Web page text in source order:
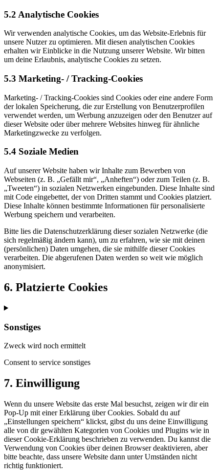
5.2 Analytische Cookies
Wir verwenden analytische Cookies, um das Website-Erlebnis für
unsere Nutzer zu optimieren. Mit diesen analytischen Cookies
erhalten wir Einblicke in die Nutzung unserer Website. Wir bitten
um deine Erlaubnis, analytische Cookies zu setzen.
5.3 Marketing- / Tracking-Cookies
Marketing- / Tracking-Cookies sind Cookies oder eine andere Form
der lokalen Speicherung, die zur Erstellung von Benutzerprofilen
verwendet werden, um Werbung anzuzeigen oder den Benutzer auf
dieser Website oder über mehrere Websites hinweg für ähnliche
Marketingzwecke zu verfolgen.
5.4 Soziale Medien
Auf unserer Website haben wir Inhalte zum Bewerben von
Webseiten (z. B. „Gefällt mir“, „Anheften“) oder zum Teilen (z. B.
„Tweeten“) in sozialen Netzwerken eingebunden. Diese Inhalte sind
mit Code eingebettet, der von Dritten stammt und Cookies platziert.
Diese Inhalte können bestimmte Informationen für personalisierte
Werbung speichern und verarbeiten.
Bitte lies die Datenschutzerklärung dieser sozialen Netzwerke (die
sich regelmäßig ändern kann), um zu erfahren, wie sie mit deinen
(persönlichen) Daten umgehen, die sie mithilfe dieser Cookies
verarbeiten. Die abgerufenen Daten werden so weit wie möglich
anonymisiert.
6. Platzierte Cookies
Sonstiges
Zweck wird noch ermittelt
Consent to service sonstiges
7. Einwilligung
Wenn du unsere Website das erste Mal besuchst, zeigen wir dir ein
Pop-Up mit einer Erklärung über Cookies. Sobald du auf
„Einstellungen speichern“ klickst, gibst du uns deine Einwilligung
alle von dir gewählten Kategorien von Cookies und Plugins wie in
dieser Cookie-Erklärung beschrieben zu verwenden. Du kannst die
Verwendung von Cookies über deinen Browser deaktivieren, aber
bitte beachte, dass unsere Website dann unter Umständen nicht
richtig funktioniert.